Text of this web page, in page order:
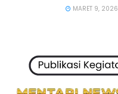
MARET 9, 2026